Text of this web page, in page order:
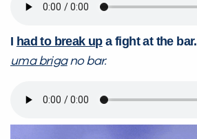
I had to break upa fight at the bar.
uma brigano bar.